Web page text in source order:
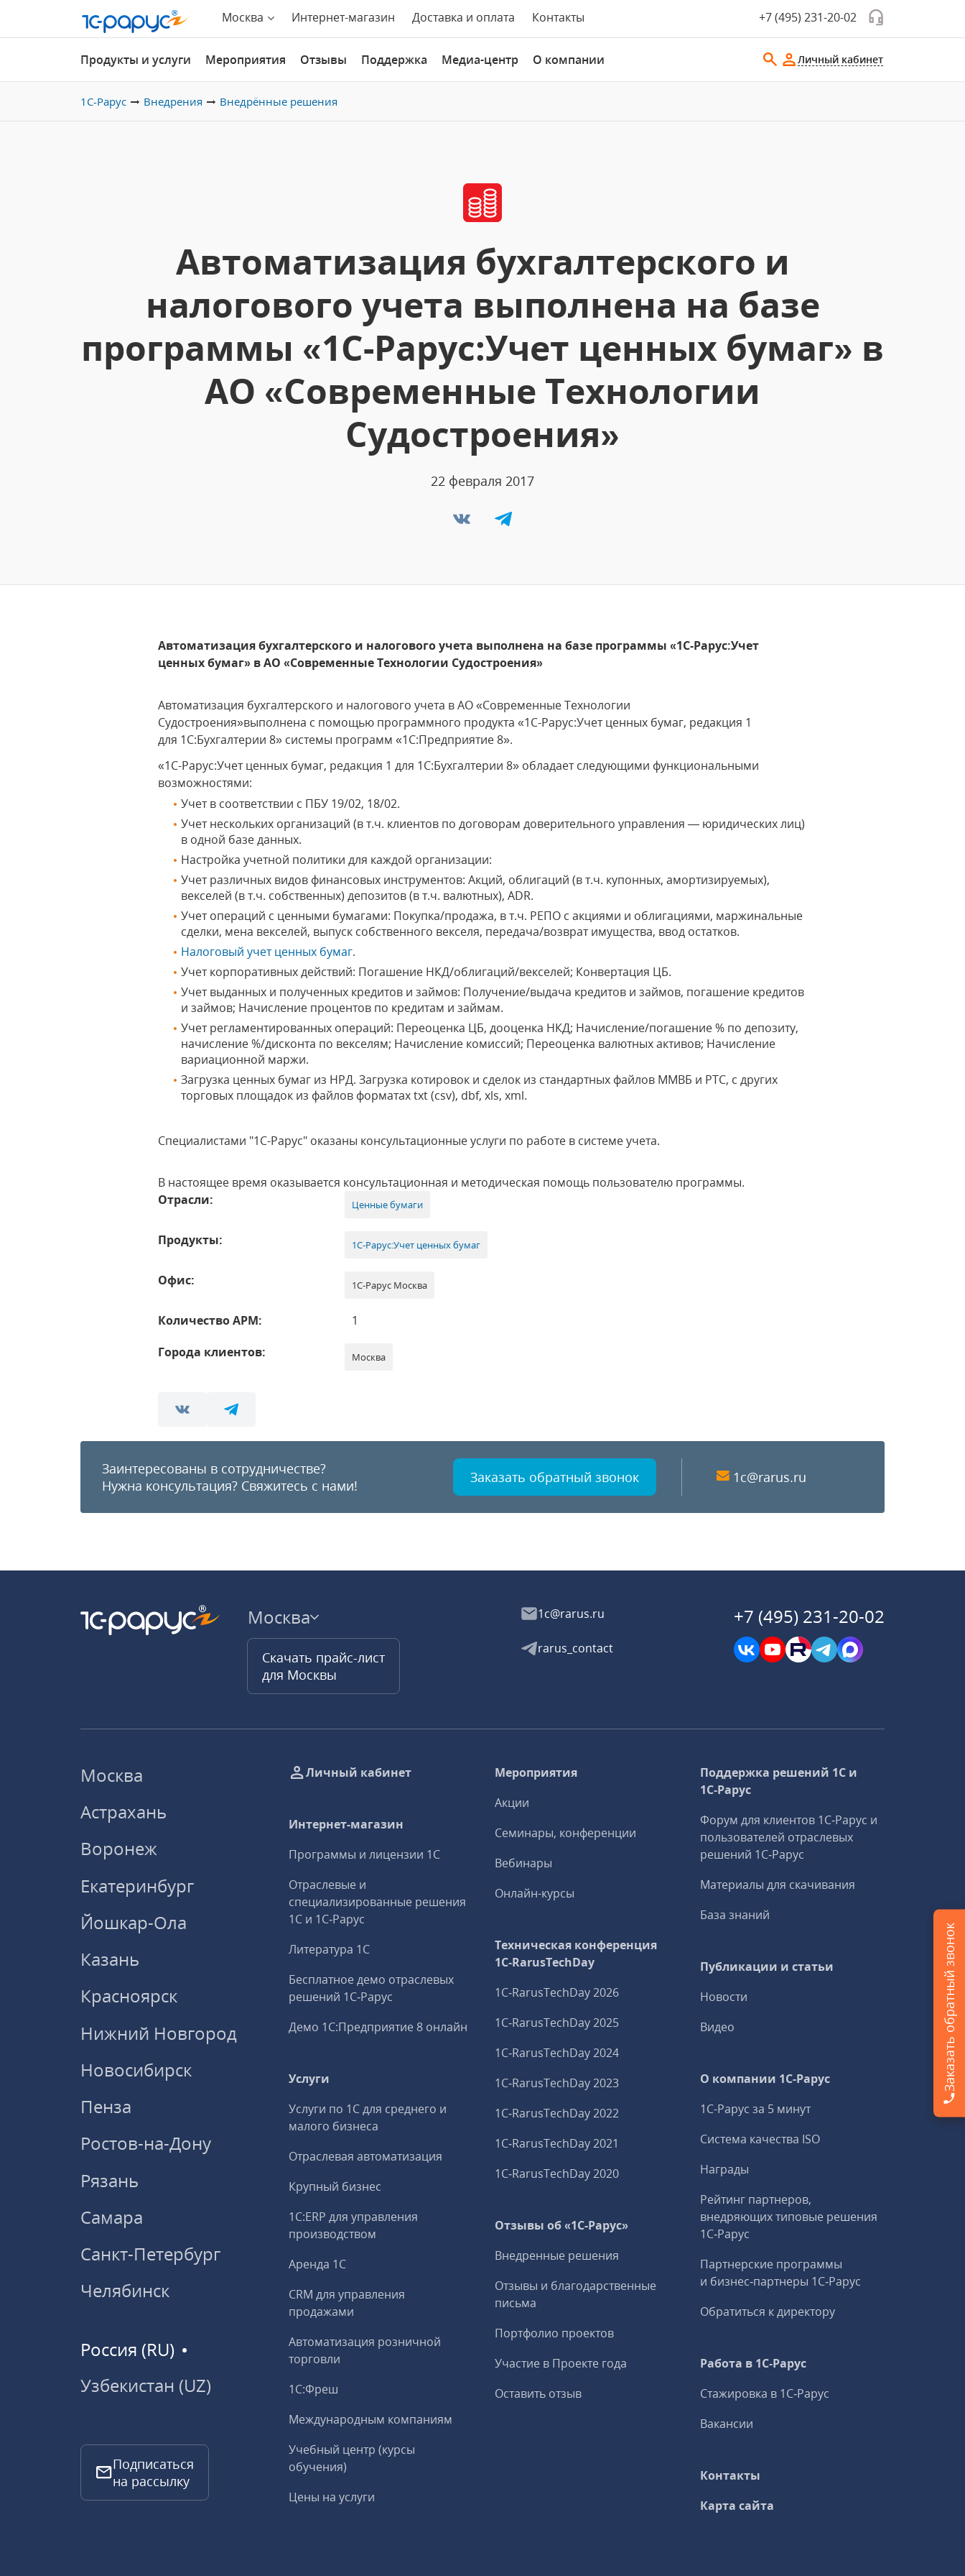
Москва Интернет-магазин Доставка и оплата Контакты +7 (495) 231-20-02
Продукты и услуги Мероприятия Отзывы Поддержка Медиа-центр О компании Личный кабинет
1С-Рарус Внедрения Внедрённые решения
Автоматизация бухгалтерского и
налогового учета выполнена на базе
программы «1С-Рарус:Учет ценных бумаг» в
АО «Современные Технологии
Судостроения»
22 февраля 2017
Автоматизация бухгалтерского и налогового учета выполнена на базе программы «1С-Рарус:Учет
ценных бумаг» в АО «Современные Технологии Судостроения»
Автоматизация бухгалтерского и налогового учета в АО «Современные Технологии
Судостроения»выполнена с помощью программного продукта «1C-Рарус:Учет ценных бумаг, редакция 1
для 1С:Бухгалтерии 8» системы программ «1С:Предприятие 8».
«1C-Рарус:Учет ценных бумаг, редакция 1 для 1С:Бухгалтерии 8» обладает следующими функциональными
возможностями:
Учет в соответствии с ПБУ 19/02, 18/02.
Учет нескольких организаций (в т.ч. клиентов по договорам доверительного управления — юридических лиц)
в одной базе данных.
Настройка учетной политики для каждой организации:
Учет различных видов финансовых инструментов: Акций, облигаций (в т.ч. купонных, амортизируемых),
векселей (в т.ч. собственных) депозитов (в т.ч. валютных), ADR.
Учет операций с ценными бумагами: Покупка/продажа, в т.ч. РЕПО с акциями и облигациями, маржинальные
сделки, мена векселей, выпуск собственного векселя, передача/возврат имущества, ввод остатков.
Налоговый учет ценных бумаг.
Учет корпоративных действий: Погашение НКД/облигаций/векселей; Конвертация ЦБ.
Учет выданных и полученных кредитов и займов: Получение/выдача кредитов и займов, погашение кредитов
и займов; Начисление процентов по кредитам и займам.
Учет регламентированных операций: Переоценка ЦБ, дооценка НКД; Начисление/погашение % по депозиту,
начисление %/дисконта по векселям; Начисление комиссий; Переоценка валютных активов; Начисление
вариационной маржи.
Загрузка ценных бумаг из НРД. Загрузка котировок и сделок из стандартных файлов ММВБ и РТС, с других
торговых площадок из файлов форматах txt (csv), dbf, xls, xml.
Специалистами "1С-Рарус" оказаны консультационные услуги по работе в системе учета.
В настоящее время оказывается консультационная и методическая помощь пользователю программы.
Отрасли:
Ценные бумаги
Продукты: 1С-Рарус:Учет ценных бумаг
Офис: 1С-Рарус Москва
Количество АРМ:
1
Города клиентов:
Москва
Заинтересованы в сотрудничестве?
Нужна консультация? Свяжитесь с нами! Заказать обратный звонок 1c@rarus.ru
Москва
Скачать прайс-лист
для Москвы
1c@rarus.ru
rarus_contact
+7 (495) 231-20-02
Москва
Астрахань
Воронеж
Екатеринбург
Йошкар-Ола
Казань
Красноярск
Нижний Новгород
Новосибирск
Пенза
Ростов-на-Дону
Рязань
Самара
Санкт-Петербург
Челябинск
Россия (RU)
Узбекистан (UZ)
Подписаться
на рассылку
Личный кабинет
Интернет-магазин
Программы и лицензии 1С
Отраслевые и
специализированные решения
1С и 1С‑Рарус
Литература 1С
Бесплатное демо отраслевых
решений 1С‑Рарус
Демо 1С:Предприятие 8 онлайн
Услуги
Услуги по 1С для среднего и
малого бизнеса
Отраслевая автоматизация
Крупный бизнес
1С:ERP для управления
производством
Аренда 1С
CRM для управления
продажами
Автоматизация розничной
торговли
1С:Фреш
Международным компаниям
Учебный центр (курсы
обучения)
Цены на услуги
Мероприятия
Акции
Семинары, конференции
Вебинары
Онлайн-курсы
Техническая конференция
1C‑RarusTechDay
1C‑RarusTechDay 2026
1C‑RarusTechDay 2025
1C‑RarusTechDay 2024
1C‑RarusTechDay 2023
1C‑RarusTechDay 2022
1C‑RarusTechDay 2021
1C‑RarusTechDay 2020
Отзывы об «1С-Рарус»
Внедренные решения
Отзывы и благодарственные
письма
Портфолио проектов
Участие в Проекте года
Оставить отзыв
Поддержка решений 1С и
1С‑Рарус
Форум для клиентов 1С‑Рарус и
пользователей отраслевых
решений 1С‑Рарус
Материалы для скачивания
База знаний
Публикации и статьи
Новости
Видео
О компании 1C-Рарус
1С-Рарус за 5 минут
Система качества ISO
Награды
Рейтинг партнеров,
внедряющих типовые решения
1С‑Рарус
Партнерские программы
и бизнес‑партнеры 1С‑Рарус
Обратиться к директору
Работа в 1С‑Рарус
Стажировка в 1С‑Рарус
Вакансии
Контакты
Карта сайта
Заказать обратный звонок